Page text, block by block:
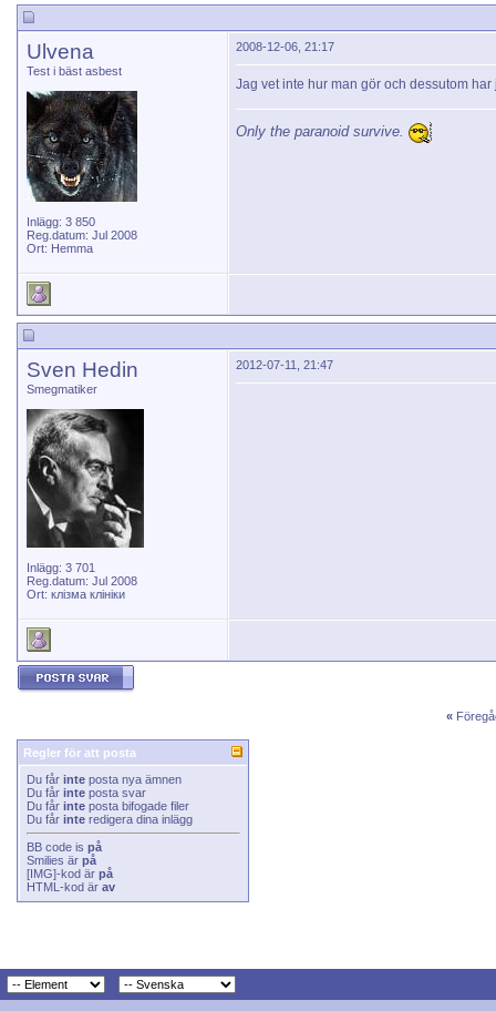
Ulvena
Test i bäst asbest
Inlägg: 3 850
Reg.datum: Jul 2008
Ort: Hemma
2008-12-06, 21:17
Jag vet inte hur man gör och dessutom
Only the paranoid survive.
Sven Hedin
Smegmatiker
Inlägg: 3 701
Reg.datum: Jul 2008
Ort: клізма клініки
2012-07-11, 21:47
«
Regler för att posta
Du får inte posta nya ämnen
Du får inte posta svar
Du får inte posta bifogade filer
Du får inte redigera dina inlägg
BB code is på
Smilies är på
[IMG]-kod är på
HTML-kod är av